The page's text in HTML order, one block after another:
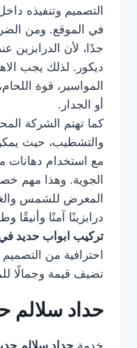
التصميم وتنفيذه
في الموقع. ومن
جدًا، لأن
ديكور. لذلك يجب
المواسير، قوة
أو الجدار.
كما تهتم الشركة
والتشطيب، حيث
مع استخدام دهانات
الجوية. وهذا مهم
المعرض للشمس
درابزينًا آمنًا وأنيقًا
تركيب ابواب حديد
احترافية من
تضيف قيمة وجمالًا
حداد سلالم